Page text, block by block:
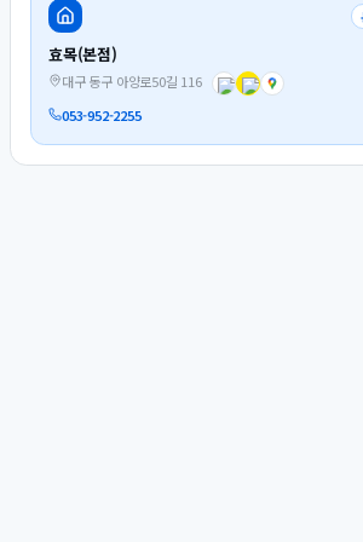
효목(본점)
대구 동구 아양로50길 116
053-952-2255